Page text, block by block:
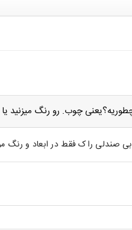
چوب. رو رنگ میزنید یا
صندلی راک فقط در ابعاد و رنگ